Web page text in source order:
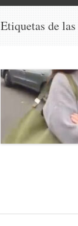
Etiquetas de